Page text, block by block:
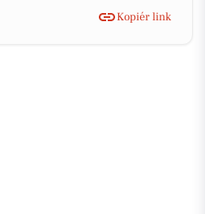
Kopiér link